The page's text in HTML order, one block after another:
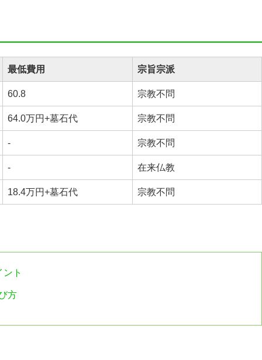
最低費用 宗旨宗派
60.8 宗教不問
64.0万円+墓石代 宗教不問
- 宗教不問
- 在来仏教
18.4万円+墓石代 宗教不問
ト
方